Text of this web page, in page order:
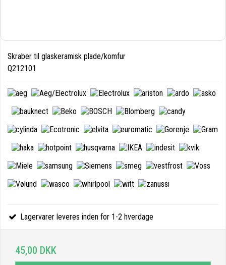
Skraber til glaskeramisk plade/komfur
Q212101
Lagervarer leveres inden for 1-2 hverdage
45,00 DKK